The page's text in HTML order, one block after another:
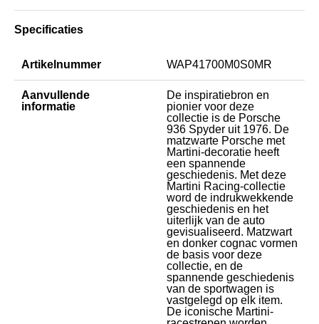
Specificaties
Artikelnummer WAP41700M0S0MR
Aanvullende
informatie
De inspiratiebron en
pionier voor deze
collectie is de Porsche
936 Spyder uit 1976. De
matzwarte Porsche met
Martini-decoratie heeft
een spannende
geschiedenis. Met deze
Martini Racing-collectie
word de indrukwekkende
geschiedenis en het
uiterlijk van de auto
gevisualiseerd. Matzwart
en donker cognac vormen
de basis voor deze
collectie, en de
spannende geschiedenis
van de sportwagen is
vastgelegd op elk item.
De iconische Martini-